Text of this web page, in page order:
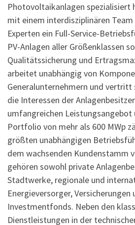
Photovoltaikanlagen spezialisiert
mit einem interdisziplinären
Experten ein Full-Service-
PV-Anlagen aller Größenklassen
Qualitätssicherung und
arbeitet unabhängig von
Generalunternehmern und
die Interessen der
umfangreichen Leistungsangebot
Portfolio von mehr als 600 MWp
größten unabhängigen
dem wachsenden Kundenstamm
gehören sowohl private
Stadtwerke, regionale und
Energieversorger, Versicherungen
Investmentfonds. Neben den
Dienstleistungen in der